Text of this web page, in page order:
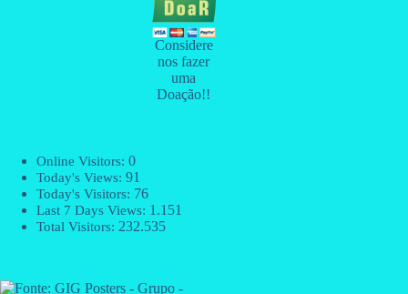
Considere
nos fazer
uma
Doação!!
Online Visitors: 0
Today's Views: 91
Today's Visitors: 76
Last 7 Days Views: 1.151
Total Visitors: 232.535